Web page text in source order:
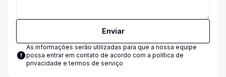
Enviar
As informações serão utilizadas para que a nossa equipe
possa entrar em contato de acordo com a política de
privacidade e termos de serviço